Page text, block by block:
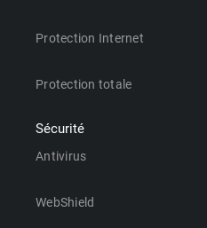
Protection Internet
Protection totale
Sécurité
Antivirus
WebShield